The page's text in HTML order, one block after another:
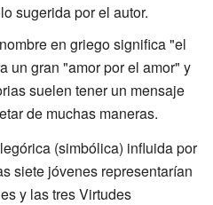
sugerida por el autor.
en griego significa "el
un gran "amor por el amor" y
suelen tener un mensaje
de muchas maneras.
(simbólica) influida por
siete jóvenes representarían
y las tres Virtudes